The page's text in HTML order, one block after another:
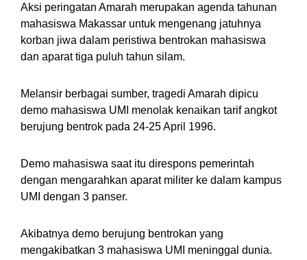
Aksi peringatan Amarah merupakan agenda tahunan
mahasiswa Makassar untuk mengenang jatuhnya
korban jiwa dalam peristiwa bentrokan mahasiswa
dan aparat tiga puluh tahun silam.
Melansir berbagai sumber, tragedi Amarah dipicu
demo mahasiswa UMI menolak kenaikan tarif angkot
berujung bentrok pada 24-25 April 1996.
Demo mahasiswa saat itu direspons pemerintah
dengan mengarahkan aparat militer ke dalam kampus
UMI dengan 3 panser.
Akibatnya demo berujung bentrokan yang
mengakibatkan 3 mahasiswa UMI meninggal dunia.